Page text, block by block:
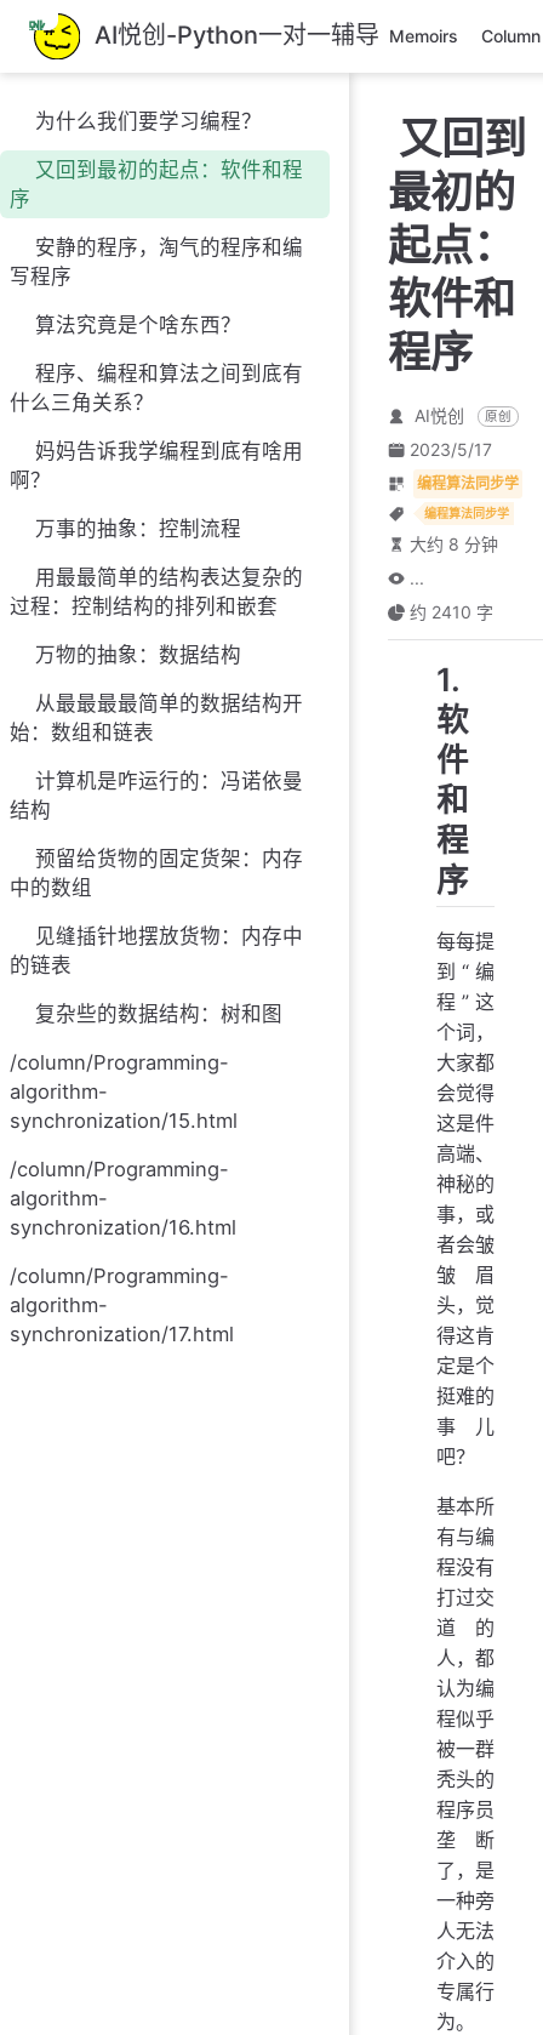
跳
至
主
要
內
容
AI悦创-Python一对一辅导 Memoirs Column
为什么我们要学习编程？
又回到最初的起点：软件和程
序
安静的程序，淘气的程序和编
写程序
算法究竟是个啥东西？
程序、编程和算法之间到底有
什么三角关系？
妈妈告诉我学编程到底有啥用
啊？
万事的抽象：控制流程
用最最简单的结构表达复杂的
过程：控制结构的排列和嵌套
万物的抽象：数据结构
从最最最最简单的数据结构开
始：数组和链表
计算机是咋运行的：冯诺依曼
结构
预留给货物的固定货架：内存
中的数组
见缝插针地摆放货物：内存中
的链表
复杂些的数据结构：树和图
/column/Programming-
algorithm-
synchronization/15.html
/column/Programming-
algorithm-
synchronization/16.html
/column/Programming-
algorithm-
synchronization/17.html
又回到
最初的
起点：
软件和
程序
AI悦创 原创
2023/5/17
编程算法同步学
编程算法同步学
大约 8 分钟
...
约 2410 字
1.
软
件
和
程
序
每每提
到“编
程”这
个词，
大家都
会觉得
这是件
高端、
神秘的
事，或
者会皱
皱眉
头，觉
得这肯
定是个
挺难的
事儿
吧？
基本所
有与编
程没有
打过交
道的
人，都
认为编
程似乎
被一群
秃头的
程序员
垄断
了，是
一种旁
人无法
介入的
专属行
为。